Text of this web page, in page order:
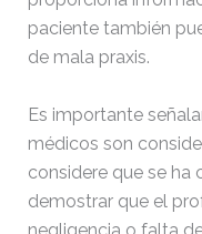
paciente también
de mala praxis.
Es importante
médicos son
considere que se ha
demostrar que el